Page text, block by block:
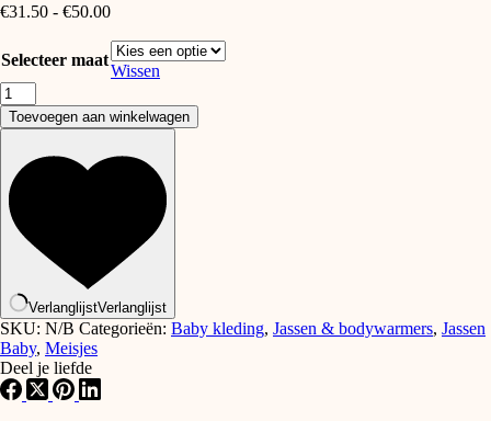
€31.50 - €50.00Prijsklasse:
tot
€50.00
Selecteer maat
Wissen
Bluesbaby
Cannes
white
aantal
Toevoegen aan winkelwagen
VerlanglijstVerlanglijst
SKU: N/B Categorieën: Baby kleding, Jassen & bodywarmers, Jassen
Baby, Meisjes
Deel je liefde